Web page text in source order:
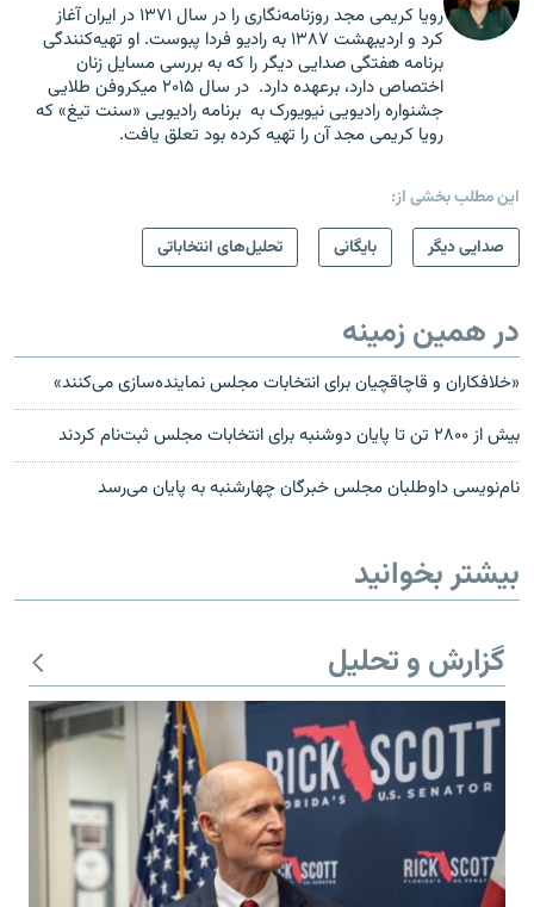
رویا کریمی مجد روزنامه‌نگاری را در سال ۱۳۷۱ در ایران آغاز
کرد و اردیبهشت ۱۳۸۷ به رادیو فردا پبوست. او تهیه‌کنندگی
برنامه هفتگی صدایی دیگر را که به بررسی مسایل زنان
اختصاص دارد، برعهده دارد. در سال ۲۰۱۵ میکروفن طلایی
جشنواره رادیویی نیویورک به برنامه رادیویی «سنت تیغ» که
رویا کریمی مجد آن را تهیه کرده بود تعلق یافت.
این مطلب بخشی از:
صدایی دیگر
بایگانی تحلیل‌های انتخاباتی
در همین زمینه
«خلافکاران و قاچاقچیان برای انتخابات مجلس نماینده‌سازی می‌کنند»
بیش از ۲۸۰۰ تن تا پایان دوشنبه برای انتخابات مجلس ثبت‌نام کردند
نام‌نویسی داوطلبان مجلس خبرگان چهارشنبه به پایان می‌رسد
بیشتر بخوانید
گزارش و تحلیل